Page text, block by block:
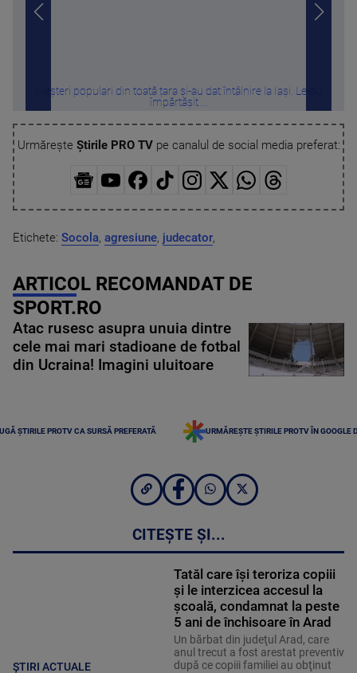
Meșteri populari din toată țara și-au dat întâlnire la Iași. Le-au
împărtășit ...
Urmărește Știrile PRO TVpe canalul de social media preferat:
Etichete: Socola, agresiune, judecator,
ARTICOL RECOMANDAT DE
SPORT.RO
Atac rusesc asupra unuia dintre
cele mai mari stadioane de fotbal
din Ucraina! Imagini uluitoare
ȘTIRILE PROTV CA SURSĂ PREFERATĂ URMĂREȘTE ȘTIRILE PROTV ÎN GOOGLE
CITEȘTE ȘI...
ȘTIRI ACTUALE
Tatăl care își teroriza copiii
și le interzicea accesul la
școală, condamnat la peste
5 ani de închisoare în Arad
Un bărbat din judeţul Arad, care
anul trecut a fost arestat preventiv
după ce copiii familiei au obţinut